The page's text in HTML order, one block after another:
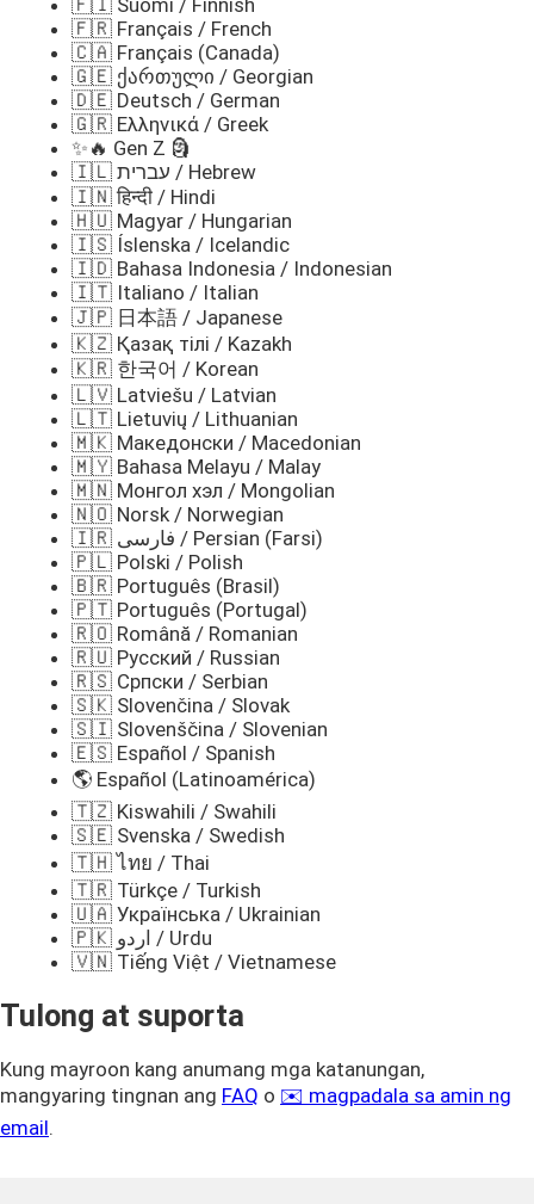
🇫🇷 Français / French
🇨🇦 Français (Canada)
🇬🇪 ქართული / Georgian
🇩🇪 Deutsch / German
🇬🇷 Ελληνικά / Greek
✨🔥 Gen Z 🗿
🇮🇱 עברית / Hebrew
🇮🇳 हिन्दी / Hindi
🇭🇺 Magyar / Hungarian
🇮🇸 Íslenska / Icelandic
🇮🇩 Bahasa Indonesia / Indonesian
🇮🇹 Italiano / Italian
🇯🇵 日本語 / Japanese
🇰🇿 Қазақ тілі / Kazakh
🇰🇷 한국어 / Korean
🇱🇻 Latviešu / Latvian
🇱🇹 Lietuvių / Lithuanian
🇲🇰 Македонски / Macedonian
🇲🇾 Bahasa Melayu / Malay
🇲🇳 Монгол хэл / Mongolian
🇳🇴 Norsk / Norwegian
🇮🇷 فارسی / Persian (Farsi)
🇵🇱 Polski / Polish
🇧🇷 Português (Brasil)
🇵🇹 Português (Portugal)
🇷🇴 Română / Romanian
🇷🇺 Русский / Russian
🇷🇸 Српски / Serbian
🇸🇰 Slovenčina / Slovak
🇸🇮 Slovenščina / Slovenian
🇪🇸 Español / Spanish
🌎 Español (Latinoamérica)
🇹🇿 Kiswahili / Swahili
🇸🇪 Svenska / Swedish
🇹🇭 ไทย / Thai
🇹🇷 Türkçe / Turkish
🇺🇦 Українська / Ukrainian
🇵🇰 اردو / Urdu
🇻🇳 Tiếng Việt / Vietnamese
Tulong at suporta
Kung mayroon kang anumang mga katanungan,
mangyaring tingnan ang FAQ o ✉️ magpadala sa amin ng
email.